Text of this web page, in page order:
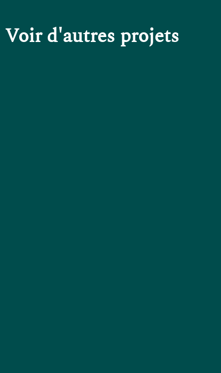
Voir d'autres projets